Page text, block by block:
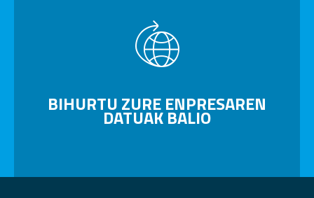
BIHURTU ZURE ENPRESAREN
DATUAK BALIO